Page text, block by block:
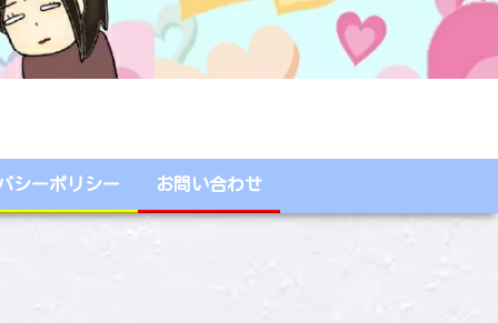
シーポリシー お問い合わせ